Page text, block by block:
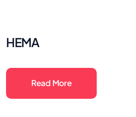
HEMA
Read More